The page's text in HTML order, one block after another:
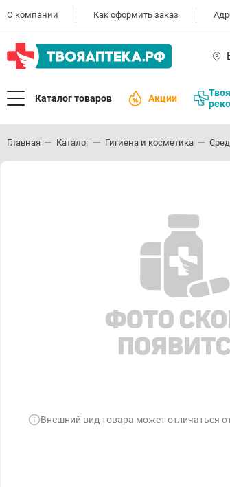
О компании Как оформить заказ
Каталог товаров Акции
Главная Каталог Гигиена и косметика
Внешний вид товара может отличаться